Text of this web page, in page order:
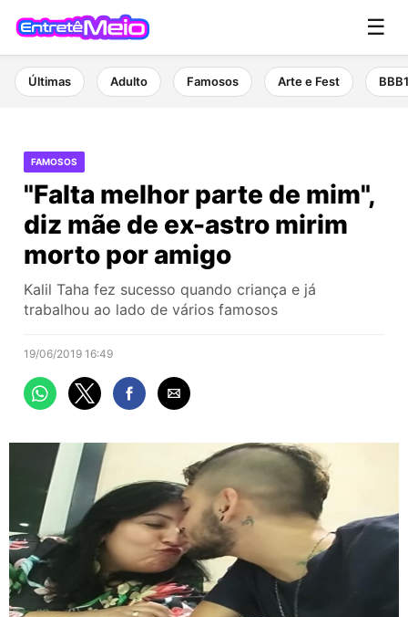
☰
Últimas Adulto Famosos Arte e Fest
FAMOSOS
"Falta melhor parte de mim",
diz mãe de ex-astro mirim
morto por amigo
Kalil Taha fez sucesso quando criança e já
trabalhou ao lado de vários famosos
19/06/2019 16:49